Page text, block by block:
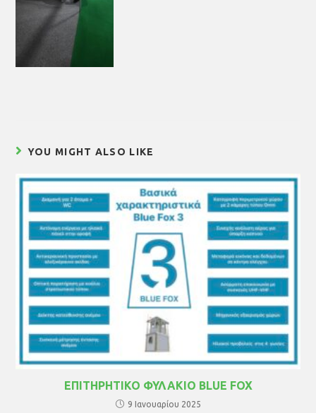
YOU MIGHT ALSO LIKE
ΕΠΙΤΗΡΗΤΙΚΟ ΦΥΛΑΚΙΟ BLUE FOX
9 Ιανουαρίου 2025